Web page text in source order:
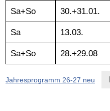
Sa+So 30.+31.01.
Sa 13.03.
Sa+So 28.+29.08
Jahresprogramm 26-27 neu